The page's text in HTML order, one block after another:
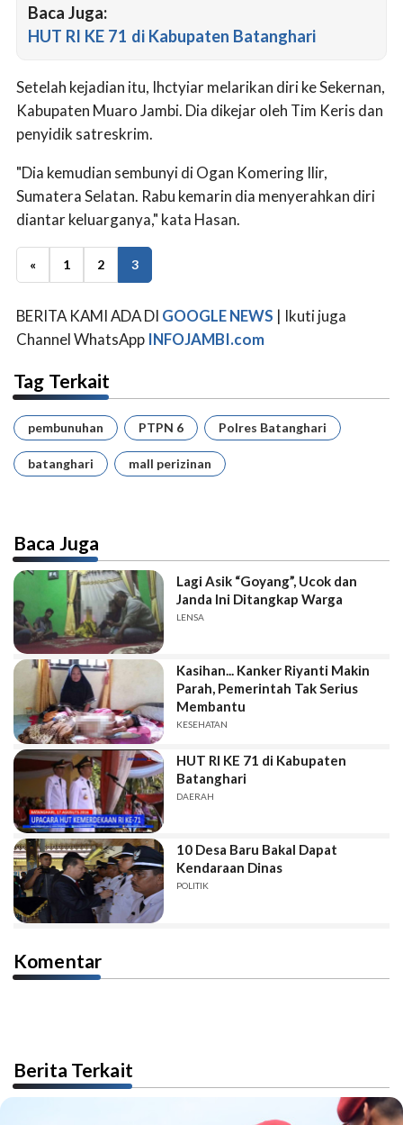
Baca Juga:
HUT RI KE 71 di Kabupaten Batanghari
Setelah kejadian itu, Ihctyiar melarikan diri ke Sekernan,
Kabupaten Muaro Jambi. Dia dikejar oleh Tim Keris dan
penyidik satreskrim.
"Dia kemudian sembunyi di Ogan Komering Ilir,
Sumatera Selatan. Rabu kemarin dia menyerahkan diri
diantar keluarganya," kata Hasan.
« 1 2 3
BERITA KAMI ADA DI GOOGLE NEWS | Ikuti juga
Channel WhatsApp INFOJAMBI.com
Tag Terkait
pembunuhan PTPN 6 Polres Batanghari
batanghari mall perizinan
Baca Juga
Lagi Asik “Goyang”, Ucok dan
Janda Ini Ditangkap Warga
LENSA
Kasihan... Kanker Riyanti Makin
Parah, Pemerintah Tak Serius
Membantu
KESEHATAN
HUT RI KE 71 di Kabupaten
Batanghari
DAERAH
10 Desa Baru Bakal Dapat
Kendaraan Dinas
POLITIK
Komentar
Berita Terkait